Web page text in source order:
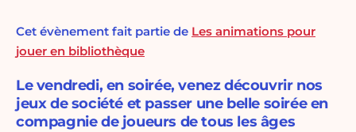
Cet évènement fait partie de Les animations pour
jouer en bibliothèque
Le vendredi, en soirée, venez découvrir nos
jeux de société et passer une belle soirée en
compagnie de joueurs de tous les âges